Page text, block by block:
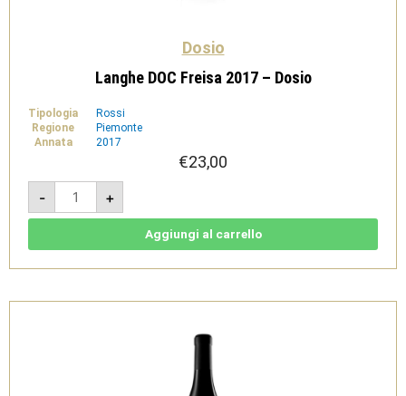
Dosio
Langhe DOC Freisa 2017 – Dosio
Tipologia
Rossi
Regione
Piemonte
Annata
2017
€23,00
-
Langhe
DOC
Freisa
2017
+
Aggiungi al carrello